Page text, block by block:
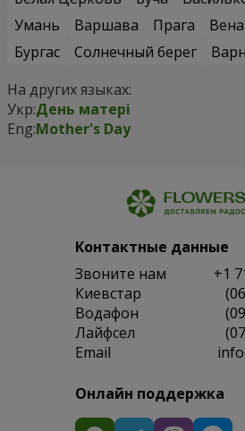
Умань
Варшава Прага Вена
Бургас
Солнечный берег
На других языках:
Укр:День матері
Eng:Mother's Day
Контактные данные
Звоните нам
+1
Киевстар
Водафон
Лайфсел
Email
Онлайн поддержка